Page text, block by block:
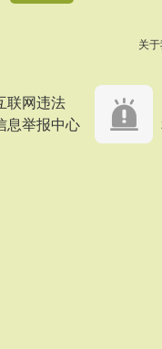
关
联网违法
息举报中心